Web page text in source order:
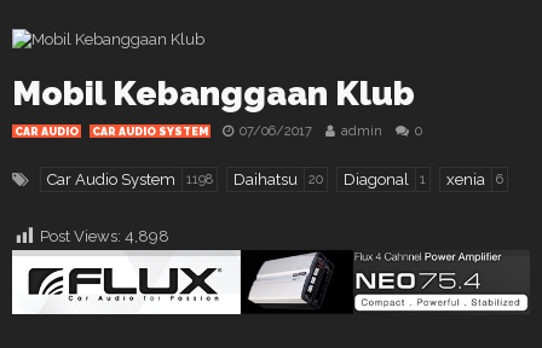
Mobil Kebanggaan Klub
CAR AUDIO CAR AUDIO SYSTEM 07/06/2017 admin 0
Car Audio System 1198 Daihatsu 20 Diagonal 1 xenia 6
Post Views: 4,898